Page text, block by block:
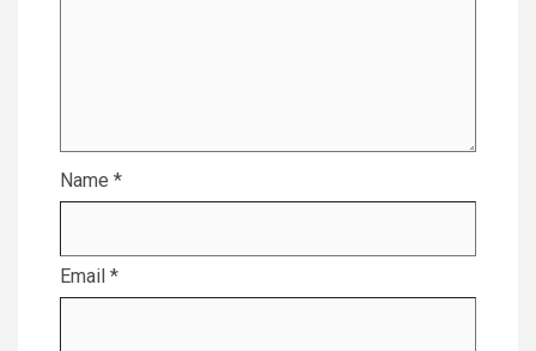
Name *
Email *